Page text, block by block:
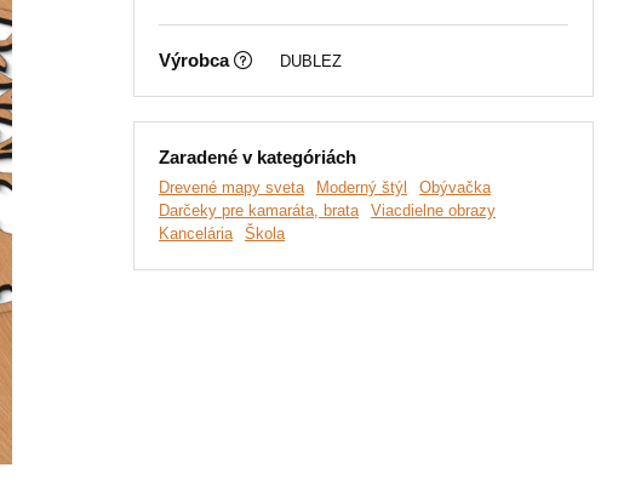
Výrobca DUBLEZ
Zaradené v kategóriách
Drevené mapy sveta Moderný štýl
Obývačka
Darčeky pre kamaráta, brata
Viacdielne obrazy
Kancelária
Škola